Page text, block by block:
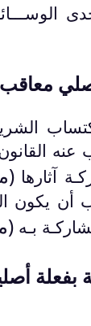
آثارها
أن يكون
بـه